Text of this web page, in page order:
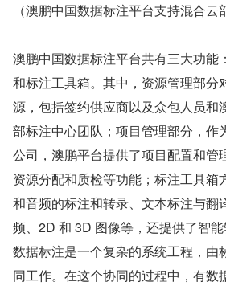
（澳鹏中国数据标注平台支持混合云
澳鹏中国数据标注平台共有三大功能
和标注工具箱。其中，资源管理部分
源，包括签约供应商以及众包人员和
部标注中心团队；项目管理部分，作
公司，澳鹏平台提供了项目配置和管
资源分配和质检等功能；标注工具箱
和音频的标注和转录、文本标注与翻
频、2D 和 3D 图像等，还提供了智能
数据标注是一个复杂的系统工程，由
同工作。在这个协同的过程中，有数